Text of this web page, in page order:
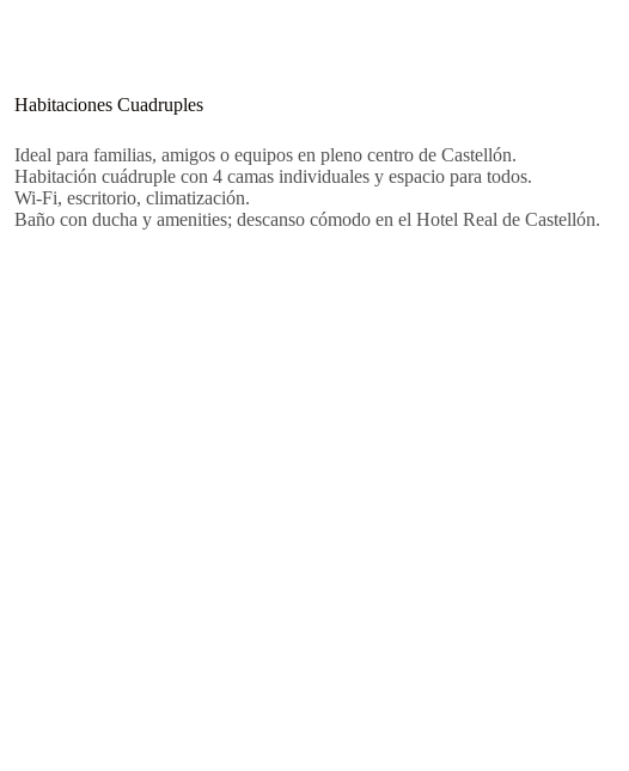
Habitaciones Cuadruples
Ideal para familias, amigos o equipos en pleno centro de Castellón.
Habitación cuádruple con 4 camas individuales y espacio para todos.
Wi-Fi, escritorio, climatización.
Baño con ducha y amenities; descanso cómodo en el Hotel Real de Castellón.